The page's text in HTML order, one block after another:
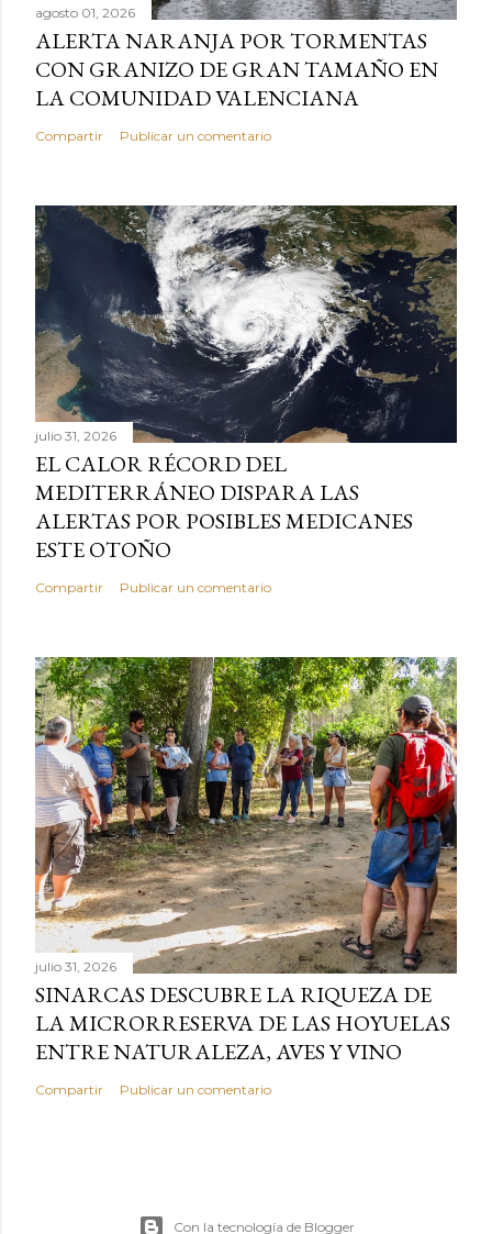
agosto 01, 2026
ALERTA NARANJA POR TORMENTAS
CON GRANIZO DE GRAN TAMAÑO EN
LA COMUNIDAD VALENCIANA
Compartir Publicar un comentario
julio 31, 2026
EL CALOR RÉCORD DEL
MEDITERRÁNEO DISPARA LAS
ALERTAS POR POSIBLES MEDICANES
ESTE OTOÑO
Compartir Publicar un comentario
julio 31, 2026
SINARCAS DESCUBRE LA RIQUEZA DE
LA MICRORRESERVA DE LAS HOYUELAS
ENTRE NATURALEZA, AVES Y VINO
Compartir Publicar un comentario
Con la tecnología de Blogger